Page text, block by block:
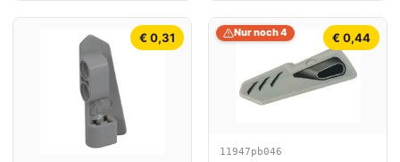
€ 0,31 € 0,44
Nur noch 4
11947pb046